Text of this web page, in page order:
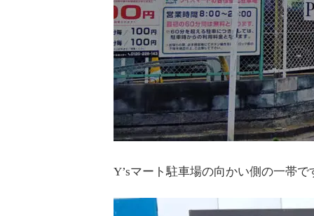
Y’sマート駐車場の向かい側の一帯で